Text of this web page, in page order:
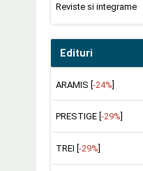
Reviste si integrame
Edituri
ARAMIS [-24%]
PRESTIGE [ -29%
TREI [ -29%